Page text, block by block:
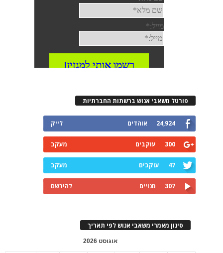
פורטל משאבי אנוש ברשתות החברתיות
24,924 אוהדים לייק
300 עוקבים מעקב
47 עוקבים מעקב
307 מנויים להירשם
סינון מאמרי משאבי אנוש לפי תאריך
אוגוסט 2026